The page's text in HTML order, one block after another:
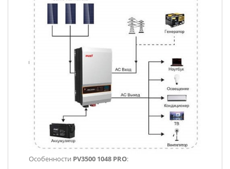
Особенности PV3500 1048 PRO: